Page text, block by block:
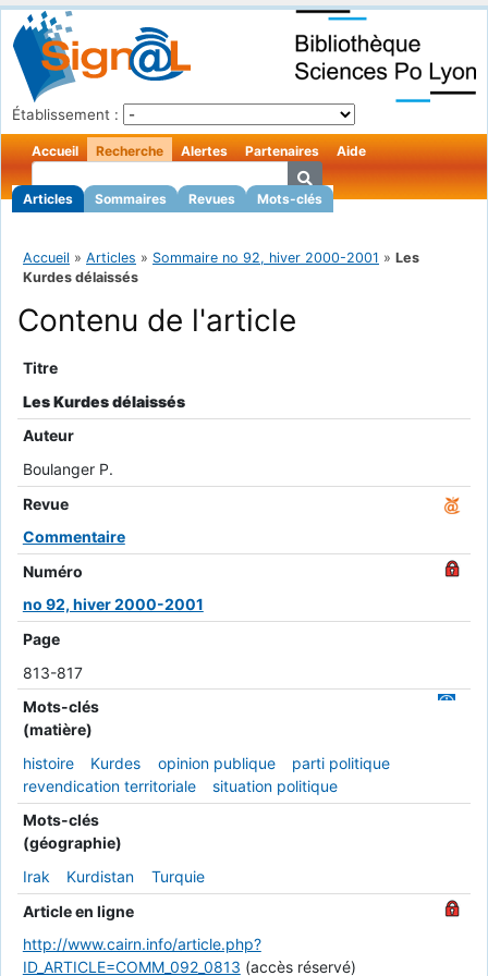
Établissement :
Accueil Recherche
Articles Sommaires Revues Mots-clés
Alertes Partenaires Aide
Accueil » Articles » Sommaire no 92, hiver 2000-2001 » Les
Kurdes délaissés
Contenu de l'article
Titre
Les Kurdes délaissés
Auteur
Boulanger P.
Revue
Commentaire
Numéro
no 92, hiver 2000-2001
Page
813-817
Mots-clés
(matière)
histoire
Kurdes opinion publique
parti politique
revendication territoriale
situation politique
Mots-clés
(géographie)
Irak
Kurdistan
Turquie
Article en ligne
http://www.cairn.info/article.php?
ID_ARTICLE=COMM_092_0813 (accès réservé)